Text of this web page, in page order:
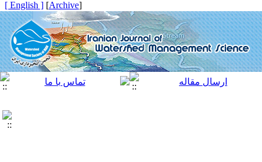
[
Archive
]
[ English ]